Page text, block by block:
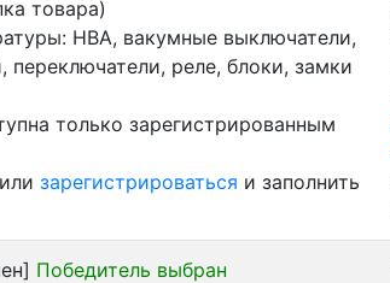
товара)
НВА, вакумные выключатели,
реле, блоки, замки
только зарегистрированным
или зарегистрироваться и заполнить
Победитель выбран